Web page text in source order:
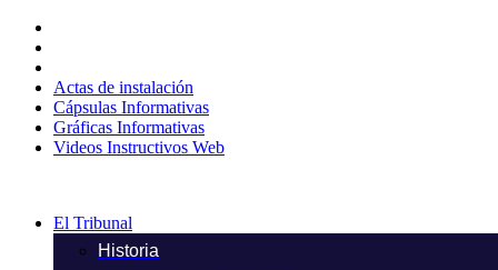
contenido
Actas de instalación
Cápsulas Informativas
Gráficas Informativas
Videos Instructivos Web
El Tribunal
Historia